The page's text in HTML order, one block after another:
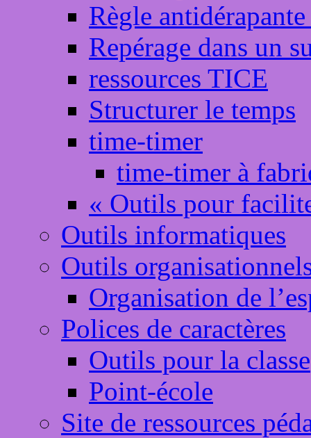
Règle
Repérage dans un
ressources TICE
Structurer le temps
time-timer
time-timer à
« Outils pour
Outils informatiques
Outils
Organisation de
Polices de caractères
Outils pour la classe
Point-école
Site de ressources